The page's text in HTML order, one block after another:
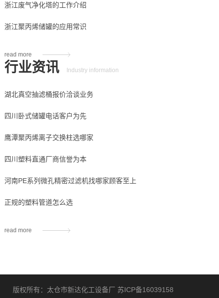
浙江废气净化塔的工作介绍
浙江聚丙烯储罐的应用常识
read more
行业资讯 Industry information
湖北真空抽滤桶报价洽谈业务
四川卧式储罐电话客户为先
鹰潭聚丙烯离子交换柱选哪家
四川塑料直通厂商信誉为本
河南PE系列微孔精密过滤机找哪家顾客至上
正规的塑料管道怎么选
read more
版权所有：太仓市新达化工设备厂 苏ICP备16039158